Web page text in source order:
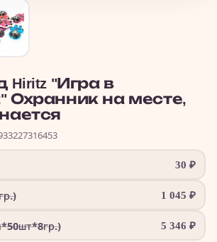
"Игра в
Охранник на месте,
30 ₽
1 045 ₽
5 346 ₽